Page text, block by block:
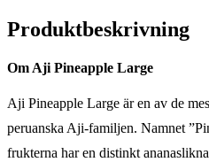
Produktbeskrivning
Om Aji Pineapple Large
Aji Pineapple Large är en av de
peruanska Aji-familjen. Namnet
frukterna har en distinkt